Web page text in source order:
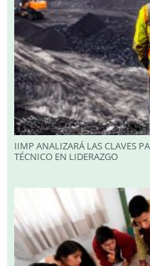
IIMP ANALIZARÁ LAS CLAVES
TÉCNICO EN LIDERAZGO